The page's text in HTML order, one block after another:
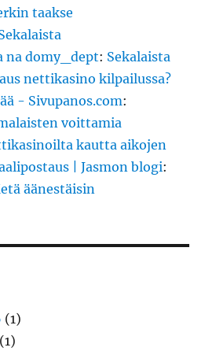
taakse
na domy_dept: Sekalaista
nettikasino kilpailussa?
- Sivupanos.com:
voittamia
kautta aikojen
| Jasmon blogi:
äänestäisin
(1)
(1)